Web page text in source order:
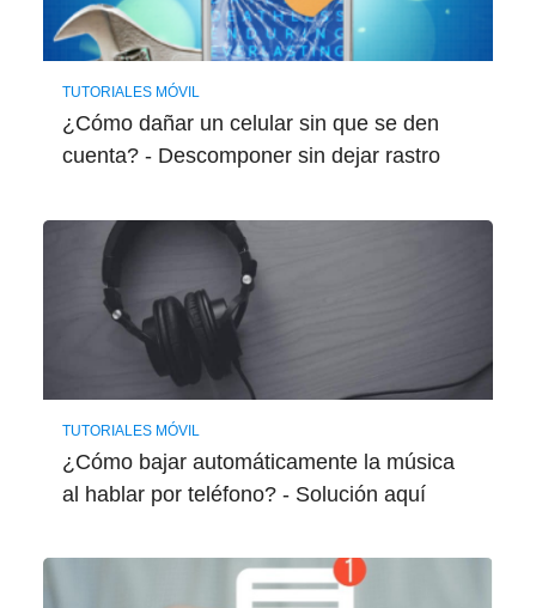
TUTORIALES MÓVIL
¿Cómo dañar un celular sin que se den
cuenta? - Descomponer sin dejar rastro
TUTORIALES MÓVIL
¿Cómo bajar automáticamente la música
al hablar por teléfono? - Solución aquí